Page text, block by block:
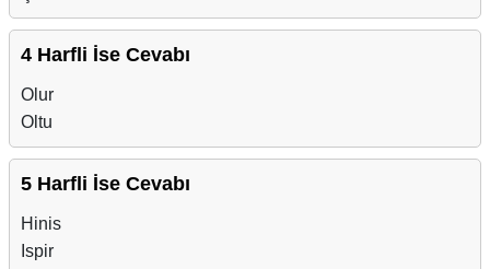
4 Harfli İse Cevabı
Olur
Oltu
5 Harfli İse Cevabı
Hinis
Ispir